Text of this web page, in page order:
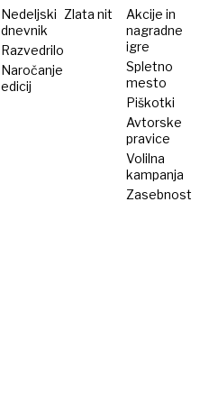
Nedeljski
dnevnik
Razvedrilo
Naročanje
edicij
Zlata nit
Akcije in
nagradne
igre
Spletno
mesto
Piškotki
Avtorske
pravice
Volilna
kampanja
Zasebnost